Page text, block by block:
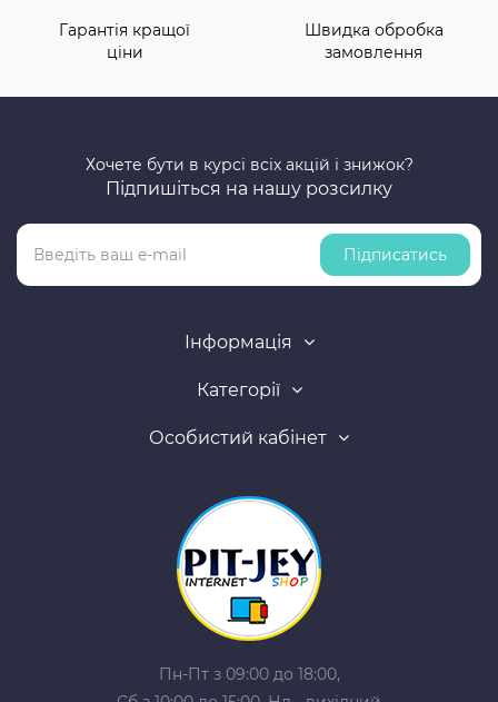
Гарантія кращої
ціни
Швидка обробка
замовлення
Хочете бути в курсі всіх акцій і знижок?
Підпишіться на нашу розсилку
Підписатись
Інформація
Категорії
Особистий кабінет
Пн-Пт з 09:00 до 18:00,